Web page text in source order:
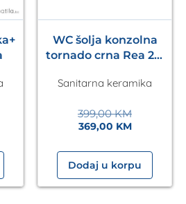
WC šolja konzolna
tornado crna Rea 2.0
Sanitarna keramika
399,00KM
369,00 KM
Dodaj u korpu